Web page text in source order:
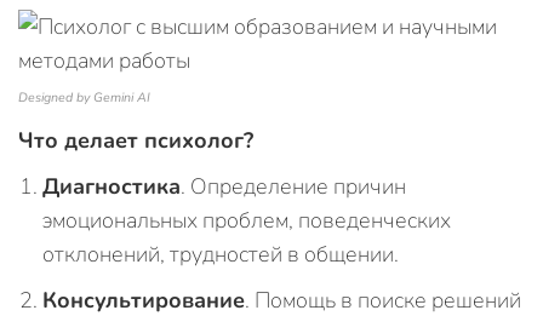
Designed by Gemini AI
Что делает психолог?
Диагностика. Определение причин
эмоциональных проблем, поведенческих
отклонений, трудностей в общении.
Консультирование. Помощь в поиске решений